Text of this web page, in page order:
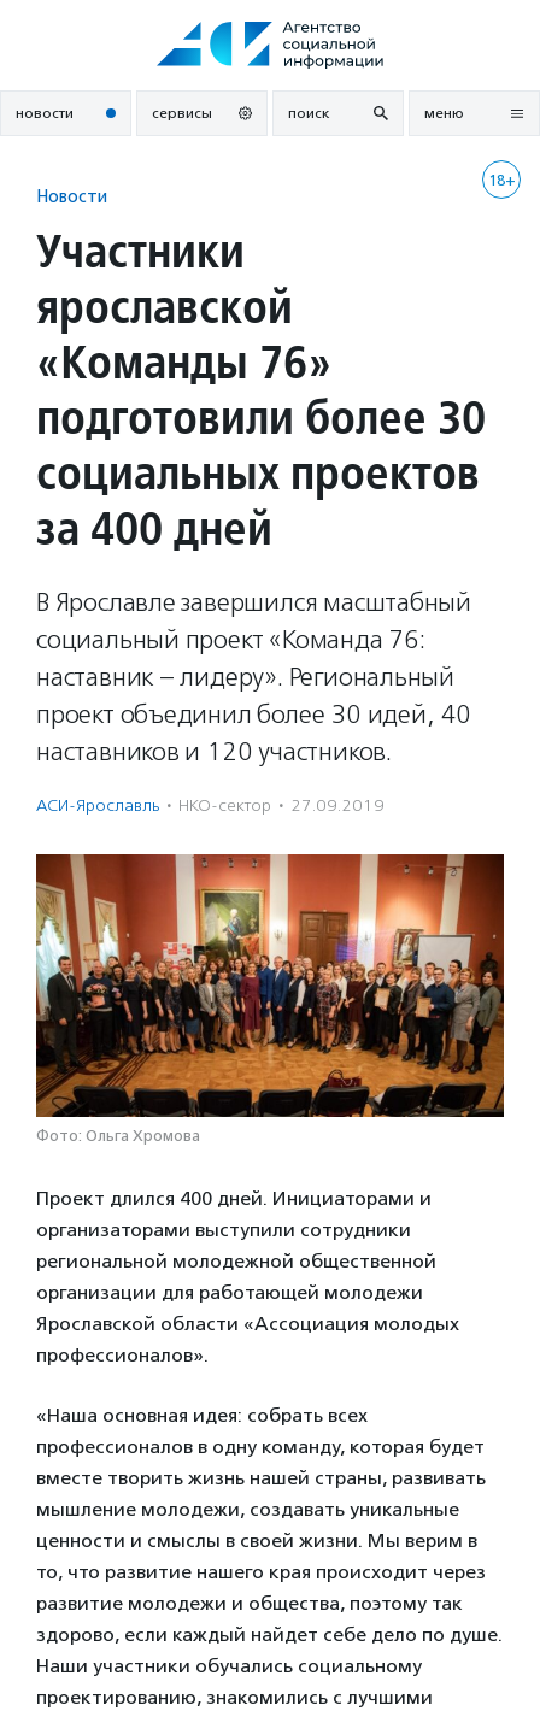
новости сервисы поиск меню
18+
Новости
Участники
ярославской
«Команды 76»
подготовили более 30
социальных проектов
за 400 дней
В Ярославле завершился масштабный
социальный проект «Команда 76:
наставник – лидеру». Региональный
проект объединил более 30 идей, 40
наставников и 120 участников.
АСИ-Ярославль · НКО-сектор · 27.09.2019
Фото: Ольга Хромова
Проект длился 400 дней. Инициаторами и
организаторами выступили сотрудники
региональной молодежной общественной
организации для работающей молодежи
Ярославской области «Ассоциация молодых
профессионалов».
«Наша основная идея: собрать всех
профессионалов в одну команду, которая будет
вместе творить жизнь нашей страны, развивать
мышление молодежи, создавать уникальные
ценности и смыслы в своей жизни. Мы верим в
то, что развитие нашего края происходит через
развитие молодежи и общества, поэтому так
здорово, если каждый найдет себе дело по душе.
Наши участники обучались социальному
проектированию, знакомились с лучшими